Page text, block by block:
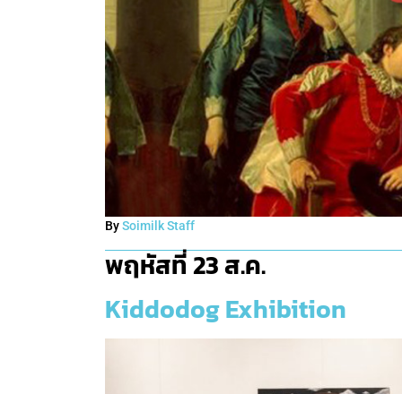
BySoimilk Staff
พฤหัสที่ 23 ส.ค.
Kiddodog Exhibition